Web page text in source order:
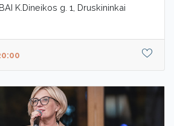
K.Dineikos g. 1, Druskininkai